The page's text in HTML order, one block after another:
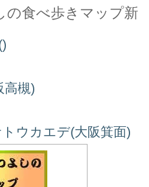
の食べ歩きマップ新
高槻)
ウカエデ(大阪箕面)